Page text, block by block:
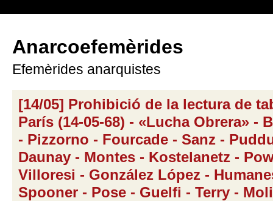
Anarcoefemèrides
Efemèrides anarquistes
[14/05] Prohibició de la lectura de
París (14-05-68) - «Lucha Obrera» -
- Pizzorno - Fourcade - Sanz -
Daunay - Montes - Kostelanetz -
Villoresi - González López -
Spooner - Pose - Guelfi - Terry -